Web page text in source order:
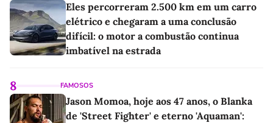
Eles percorreram 2.500 km em um carro
elétrico e chegaram a uma conclusão
difícil: o motor a combustão continua
imbatível na estrada
8 FAMOSOS
Jason Momoa, hoje aos 47 anos, o Blanka
de 'Street Fighter' e eterno 'Aquaman':